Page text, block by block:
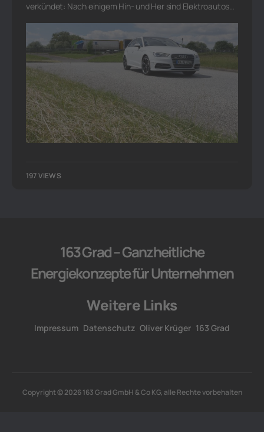
verkündet: Nach einigem Hin- und Her sind Elektroautos…
197 VIEWS
163 Grad – Ganzheitliche
Energiekonzepte für Unternehmen
Weitere Links
Impressum Datenschutz Oliver Krüger 163 Grad
Copyright © 2026 163 Grad GmbH & Co KG, alle Rechte vorbehalten